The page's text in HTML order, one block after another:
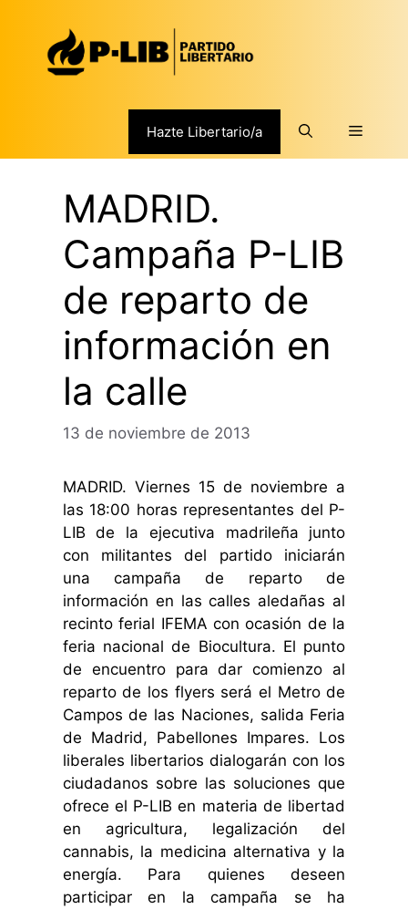
contenido
Hazte Libertario/a Menú
MADRID.
Campaña P-LIB
de reparto de
información en
la calle
13 de noviembre de 2013
MADRID. Viernes 15 de noviembre a
las 18:00 horas representantes del P-
LIB de la ejecutiva madrileña junto
con militantes del partido iniciarán
una campaña de reparto de
información en las calles aledañas al
recinto ferial IFEMA con ocasión de la
feria nacional de Biocultura. El punto
de encuentro para dar comienzo al
reparto de los flyers será el Metro de
Campos de las Naciones, salida Feria
de Madrid, Pabellones Impares. Los
liberales libertarios dialogarán con los
ciudadanos sobre las soluciones que
ofrece el P-LIB en materia de libertad
en agricultura, legalización del
cannabis, la medicina alternativa y la
energía. Para quienes deseen
participar en la campaña se ha